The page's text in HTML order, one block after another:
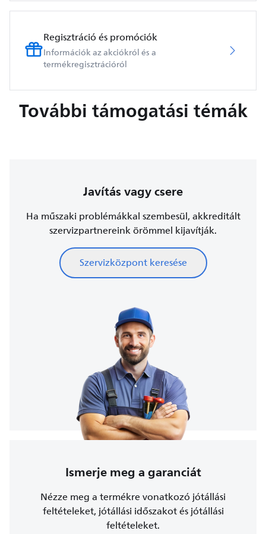
Regisztráció és promóciók
Információk az akciókról és a
termékregisztrációról
További támogatási témák
Javítás vagy csere
Ha műszaki problémákkal szembesül, akkreditált
szervizpartnereink örömmel kijavítják.
Szervizközpont keresése
Ismerje meg a garanciát
Nézze meg a termékre vonatkozó jótállási
feltételeket, jótállási időszakot és jótállási
feltételeket.